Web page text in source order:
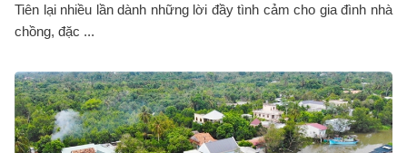
Tiên lại nhiều lần dành những lời đầy tình cảm cho gia đình nhà
chồng, đặc ...